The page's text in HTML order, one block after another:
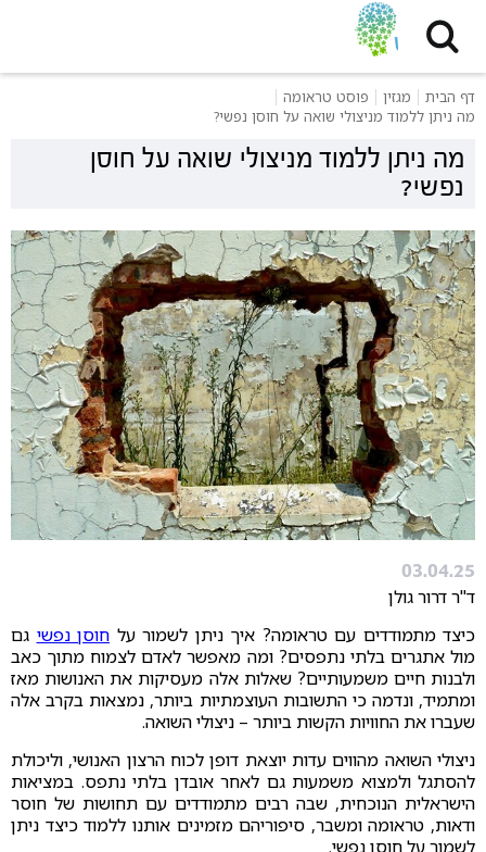
דף הבית מגזין
פוסט טראומה
מה ניתן ללמוד מניצולי שואה על חוסן נפשי?
מה ניתן ללמוד מניצולי שואה על חוסן
נפשי?
03.04.25
ד"ר דרור גולן
כיצד מתמודדים עם טראומה? איך ניתן לשמור על חוסן נפשי גם
מול אתגרים בלתי נתפסים? ומה מאפשר לאדם לצמוח מתוך כאב
ולבנות חיים משמעותיים? שאלות אלה מעסיקות את האנושות מאז
ומתמיד, ונדמה כי התשובות העוצמתיות ביותר, נמצאות בקרב אלה
שעברו את החוויות הקשות ביותר – ניצולי השואה.
ניצולי השואה מהווים עדות יוצאת דופן לכוח הרצון האנושי, וליכולת
להסתגל ולמצוא משמעות גם לאחר אובדן בלתי נתפס. במציאות
הישראלית הנוכחית, שבה רבים מתמודדים עם תחושות של חוסר
ודאות, טראומה ומשבר, סיפוריהם מזמינים אותנו ללמוד כיצד ניתן
לשמור על חוסן נפשי.